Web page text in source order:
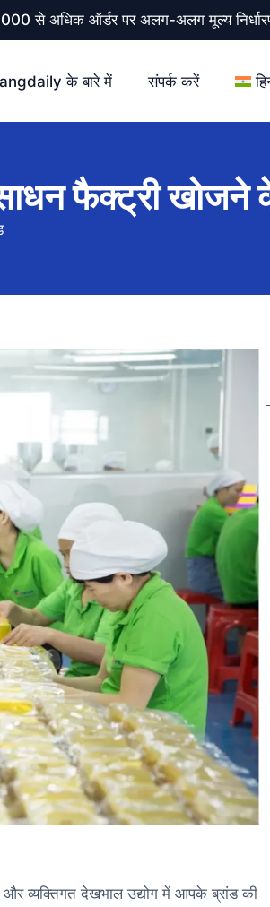
से अधिक ऑर्डर पर अलग-अलग मूल्य
के बारे में संपर्क करें
फैक्ट्री खोजने
और व्यक्तिगत देखभाल उद्योग में आपके ब्रांड की